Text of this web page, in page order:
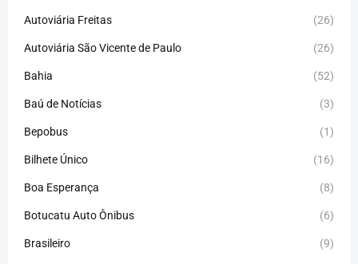
Autoviária Freitas (26)
Autoviária São Vicente de Paulo (26)
Bahia (52)
Baú de Notícias (3)
Bepobus (1)
Bilhete Único (16)
Boa Esperança (8)
Botucatu Auto Ônibus (6)
Brasileiro (9)